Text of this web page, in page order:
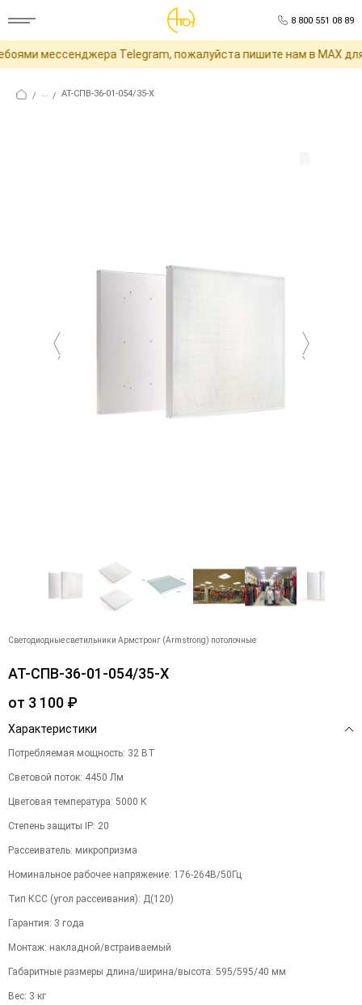
8 800 551 08 89
мессенджера Telegram, пожалуйста пишите нам в MAX для
/ ... / АТ-СПВ-36-01-054/35-Х
Светодиодные светильники Армстронг (Armstrong) потолочные
АТ-СПВ-36-01-054/35-Х
от 3 100 ₽
Характеристики
Потребляемая мощность: 32 ВТ
Световой поток: 4450 Лм
Цветовая температура: 5000 К
Степень защиты IP: 20
Рассеиватель: микропризма
Номинальное рабочее напряжение: 176-264В/50Гц
Тип КСС (угол рассеивания): Д(120)
Гарантия: 3 года
Монтаж: накладной/встраиваемый
Габаритные размеры длина/ширина/высота: 595/595/40 мм
Вес: 3 кг